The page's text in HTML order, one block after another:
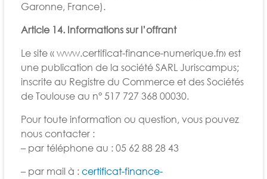
Garonne, France).
Article 14. Informations sur l’offrant
Le site « www.certificat-finance-numerique.fr» est
une publication de la société SARL Juriscampus;
inscrite au Registre du Commerce et des Sociétés
de Toulouse au n° 517 727 368 00030.
Pour toute information ou question, vous pouvez
nous contacter :
– par téléphone au : 05 62 88 28 43
– par mail à : certificat-finance-